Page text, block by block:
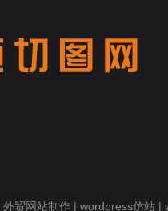
外贸网站制作| wordpress仿站|